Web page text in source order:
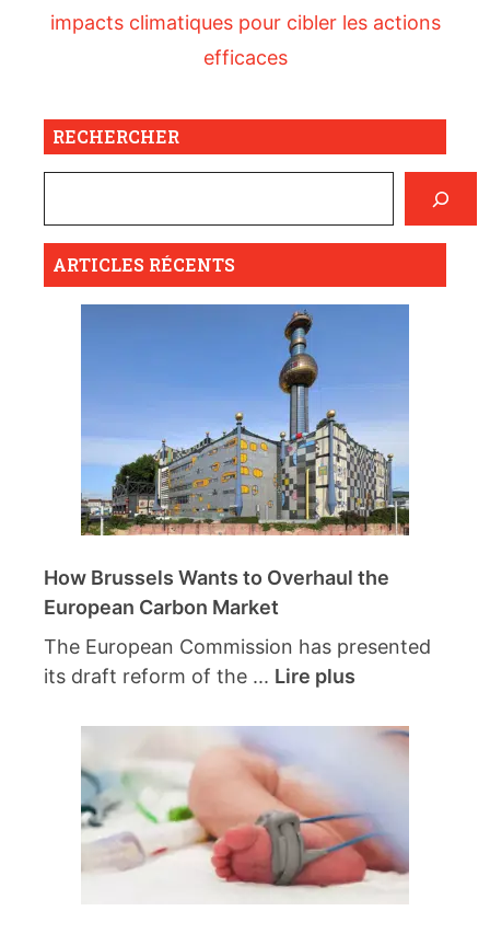
impacts climatiques pour cibler les actions
efficaces
RECHERCHER
ARTICLES RÉCENTS
How Brussels Wants to Overhaul the
European Carbon Market
The European Commission has presented
its draft reform of the ... Lire plus